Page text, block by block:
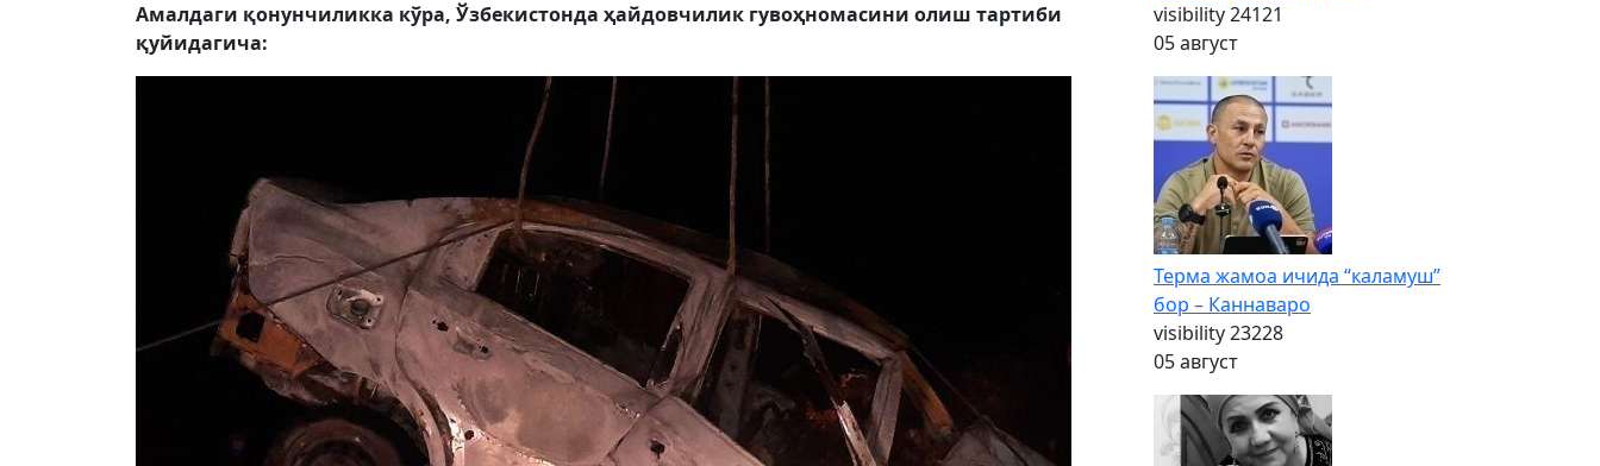
Амалдаги қонунчиликка кўра, Ўзбекистонда ҳайдовчилик гувоҳномасини олиш тартиби
қуйидагича:
visibility24121
05 август
Терма жамоа ичида “каламуш”
бор – Каннаваро
visibility23228
05 август